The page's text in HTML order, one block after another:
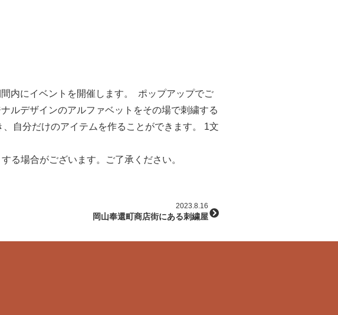
内にイベントを開催します。 ⁡ ポップアップでご
ルデザインのアルファベットをその場で刺繍する
自分だけのアイテムを作ることができます。 1文
る場合がございます。ご了承ください。
2023.8.16
岡山奉還町商店街にある刺繍屋